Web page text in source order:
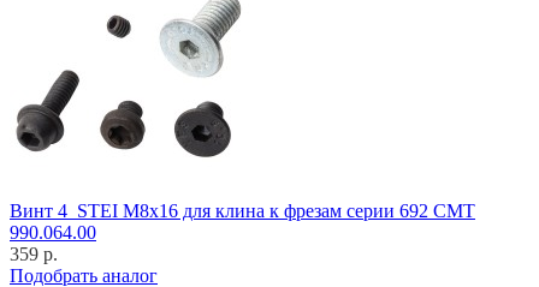
Винт 4_STEI M8x16 для клина к фрезам серии 692 CMT
990.064.00
359 р.
Подобрать аналог